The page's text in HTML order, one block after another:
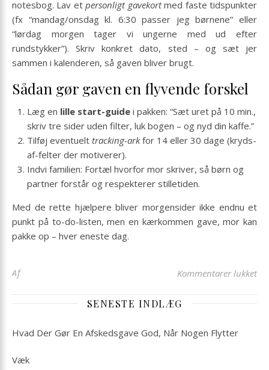
notesbog. Lav etpersonligt gavekortmed faste tidspunkter
(fx “mandag/onsdag kl. 6:30 passer jeg børnene” eller
“lørdag morgen tager vi ungerne med ud efter
rundstykker”). Skriv konkret dato, sted – og sæt jer
sammen i kalenderen, så gaven bliver brugt.
Sådan gør gaven en flyvende forskel
Læg en lille start-guide i pakken: “Sæt uret på 10 min.,
skriv tre sider uden filter, luk bogen – og nyd din kaffe.”
Tilføj eventuelt tracking-arkfor 14 eller 30 dage (kryds-
af-felter der motiverer).
Indvi familien: Fortæl hvorfor mor skriver, så børn og
partner forstår og respekterer stilletiden.
Med de rette hjælpere bliver morgensider ikke endnu et
punkt på to-do-listen, men en kærkommen gave, mor kan
pakke op – hver eneste dag.
Af Kommentarer lukkettil
SENESTE INDLÆG
Hvad Der Gør En Afskedsgave God, Når Nogen Flytter
Væk